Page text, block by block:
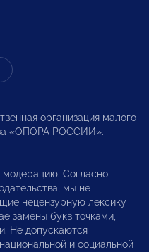
организация малого
«ОПОРА РОССИИ».
модерацию. Согласно
мы не
нецензурную лексику
замены букв точками,
Не допускаются
и социальной